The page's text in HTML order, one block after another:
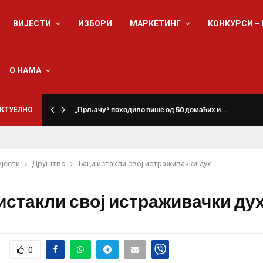
ВИЈЕСТИ ИЗБОРИ МАРКЕТИНГ КОНКУРСИ
О НАМА
„Прљачу“ походило више од 50 домаћих и…
Друштво Ђаци истакли свој истраживачки дух
свој истраживачки
0